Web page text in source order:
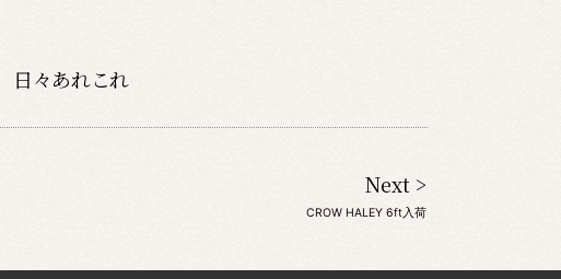
日々あれこれ
Next >
CROW HALEY 6ft入荷